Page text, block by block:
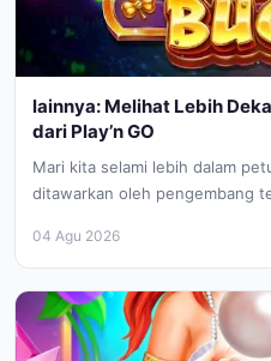
lainnya: Melihat Lebih
dari Play’n GO
Mari kita selami lebih dalam
ditawarkan oleh pengembang
04 Agu 2026